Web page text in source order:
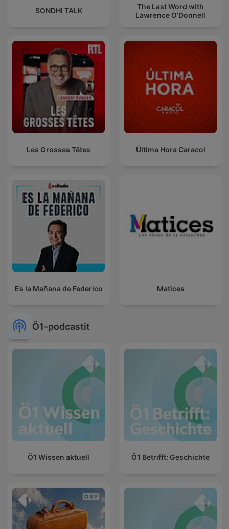
SONDHI TALK
The Last Word with
Lawrence O’Donnell
Les Grosses Têtes Última Hora Caracol
Es la Mañana de Federico Matices
Ö1-podcastit
Ö1 Wissen aktuell Ö1 Betrifft: Geschichte